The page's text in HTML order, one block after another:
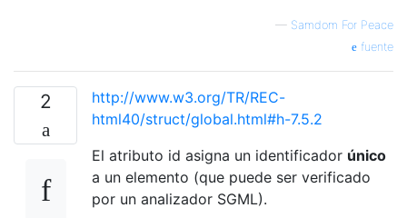
— Samdom For Peace
fuente
2
http://www.w3.org/TR/REC-
html40/struct/global.html#h-7.5.2
El atributo id asigna un identificador único
a un elemento (que puede ser verificado
por un analizador SGML).